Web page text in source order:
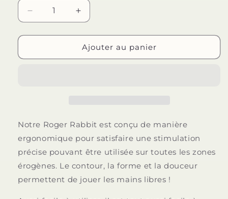
Réduire
la
quantité
INTENSE
Augmenter
la
quantité
de
INTENSE
Ajouter au panier
Notre Roger Rabbit est conçu de manière
ergonomique pour satisfaire une stimulation
précise pouvant être utilisée sur toutes les zones
érogènes. Le contour, la forme et la douceur
permettent de jouer les mains libres !